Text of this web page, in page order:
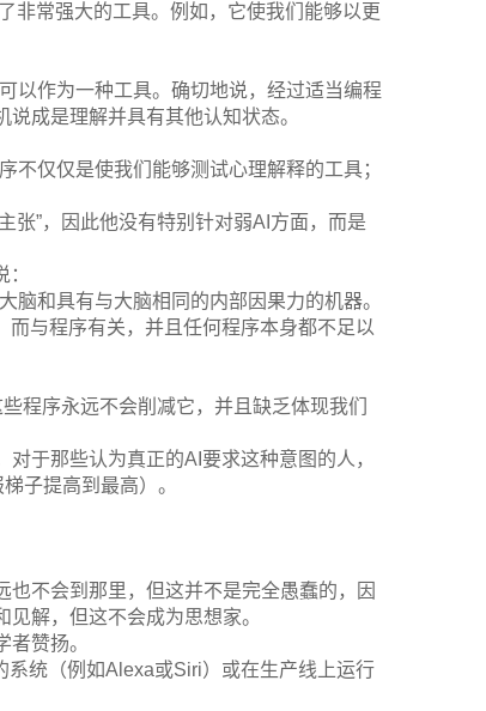
非常强大的工具。例如，它使我们能够以更
以作为一种工具。确切地说，经过适当编程
成是理解并具有其他认知状态。
不仅仅是使我们能够测试心理解释的工具；
张”，因此他没有特别针对弱AI方面，而是
脑和具有与大脑相同的内部因果力的机器。
与程序有关，并且任何程序本身都不足以
程序永远不会削减它，并且缺乏体现我们
于那些认为真正的AI要求这种意图的人，
子提高到最高）。
不会到那里，但这并不是完全愚蠢的，因
解，但这不会成为思想家。
赞扬。
统（例如Alexa或Siri）或在生产线上运行